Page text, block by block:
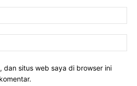
dan situs web saya di browser ini